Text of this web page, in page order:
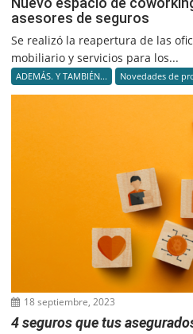
asesores de seguros
Se realizó la reapertura de las
mobiliario y servicios para los...
ADEMÁS. Y TAMBIÉN... Novedades de
18 septiembre, 2023
4 seguros que tus